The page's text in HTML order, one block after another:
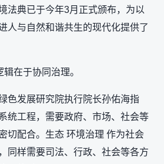
法典已于今年3月正式颁布，为以
人与自然和谐共生的现代化提供了
辑在于协同治理。
色发展研究院执行院长孙佑海指
统工程，需要政府、市场、社会等
切配合。生态 环境治理 作为社会
同样需要司法、行政、社会等各方